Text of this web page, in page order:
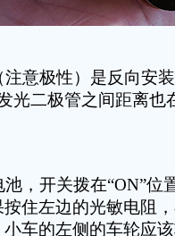
意极性）是反向安
光二极管之间距离也
，开关拨在“ON”位
住左边的光敏电阻
车的左侧的车轮应